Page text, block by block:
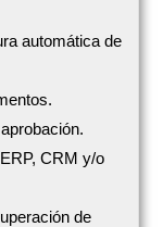
automática de
CRM y/o
de